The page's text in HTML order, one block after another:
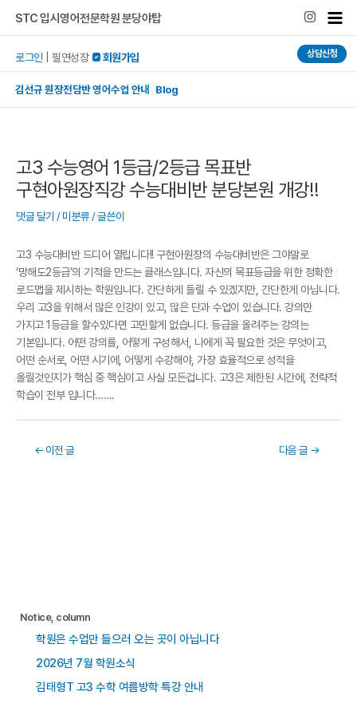
건너뛰기STC 입시영어전문학원 분당야탑
로그인 필연성장  회원가입 상담신청
김선규 원장전담반 영어수업 안내 Blog
고3 수능영어 1등급/2등급 목표반
구현아원장직강 수능대비반 분당본원 개강!!
댓글 달기 /미분류/ 글쓴이
고3 수능대비반 드디어 열립니다!! 구현아원장의 수능대비반은 그야말로
‘망해도2등급’의 기적을 만드는 클래스입니다. 자신의 목표등급을 위한 정확한
로드맵을 제시하는 학원입니다. 간단하게 들릴 수 있겠지만, 간단한게 아닙니다.
우리 고3을 위해서 많은 인강이 있고, 많은 단과 수업이 있습니다. 강의만
가지고 1등급을 할수있다면 고민할게 없습니다. 등급을 올려주는 강의는
기본입니다. 어떤 강의를, 어떻게 구성해서, 나에게 꼭 필요한 것은 무엇이고,
어떤 순서로, 어떤 시기에, 어떻게 수강해야, 가장 효율적으로 성적을
올릴것인지가 핵심 중 핵심이고 사실 모든겁니다. 고3은 제한된 시간에, 전략적
학습이 전부 입니다…….
navigation
← 이전 글 다음 글 →
Notice, column
학원은 수업만 들으러 오는 곳이 아닙니다
2026년 7월 학원소식
김태형T 고3 수학 여름방학 특강 안내